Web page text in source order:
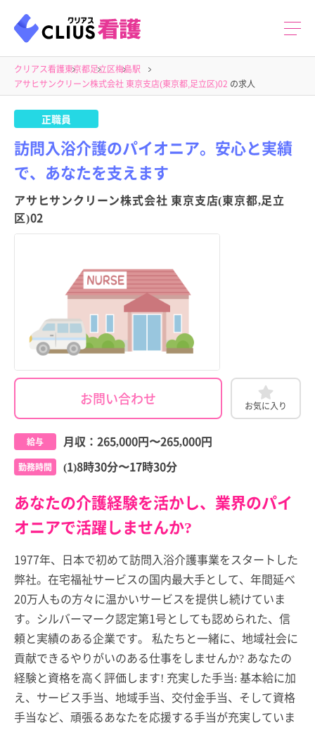
クリアス看護東京都足立区梅島駅
アサヒサンクリーン株式会社 東京支店(東京都,足立区)02 の求人
正職員
訪問入浴介護のパイオニア。安心と実績
で、あなたを支えます
アサヒサンクリーン株式会社 東京支店(東京都,足立
区)02
お問い合わせ お気に入り
給与 月収： 265,000円〜265,000円
勤務時間 (1)8時30分〜17時30分
あなたの介護経験を活かし、業界のパイ
オニアで活躍しませんか?
1977年、日本で初めて訪問入浴介護事業をスタートした
弊社。在宅福祉サービスの国内最大手として、年間延べ
20万人もの方々に温かいサービスを提供し続けていま
す。シルバーマーク認定第1号としても認められた、信
頼と実績のある企業です。 私たちと一緒に、地域社会に
貢献できるやりがいのある仕事をしませんか? あなたの
経験と資格を高く評価します! 充実した手当: 基本給に加
え、サービス手当、地域手当、交付金手当、そして資格
手当など、頑張るあなたを応援する手当が充実していま